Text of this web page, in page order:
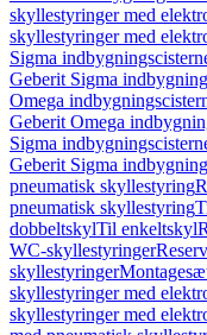
skyllestyringer med
skyllestyringer med
Sigma
Geberit Sigma
Omega
Geberit Omega
Sigma
Geberit Sigma
pneumatisk skyllestyring
pneumatisk skyllestyring
dobbeltskylTil enkeltskyl
WC-skyllestyringer
skyllestyringer
skyllestyringer med
skyllestyringer med